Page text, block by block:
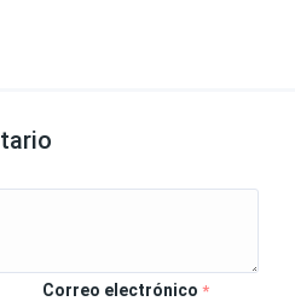
Correo electrónico *